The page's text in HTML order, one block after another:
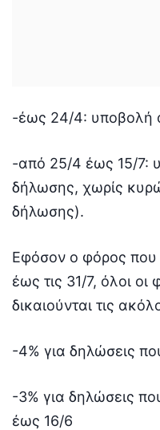
-έως 24/4: υποβολή
-από 25/4 έως 15/7:
δήλωσης, χωρίς
δήλωσης).
Εφόσον ο φόρος που
έως τις 31/7, όλοι οι
δικαιούνται τις
-4% για δηλώσεις
-3% για δηλώσεις
έως 16/6